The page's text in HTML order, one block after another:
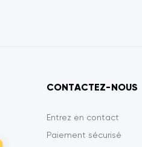
CONTACTEZ-NOUS
Entrez en contact
Paiement sécurisé